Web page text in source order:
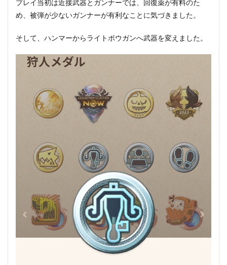
プレイ当初は近接武器とガンナーでは、回復薬が有料のた
め、被弾が少ないガンナーが有利なことに気づきました。
そして、ハンマーからライトボウガンへ武器を変えました。